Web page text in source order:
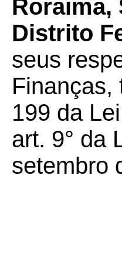
Roraima,
Distrito
seus
Finanças,
199 da
art. 9° da
setembro